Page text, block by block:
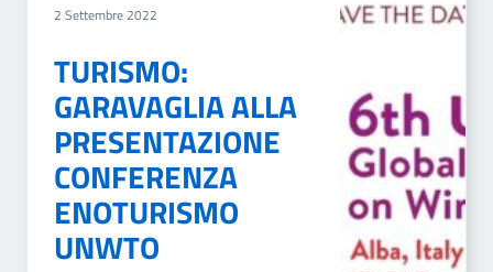
2 Settembre 2022
TURISMO:
GARAVAGLIA ALLA
PRESENTAZIONE
CONFERENZA
ENOTURISMO
UNWTO